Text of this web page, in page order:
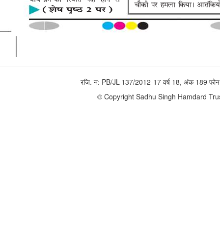
रजि. न: PB/JL-137/2012-17 वर्ष 18, अंक 189
© Copyright Sadhu Singh Hamdard